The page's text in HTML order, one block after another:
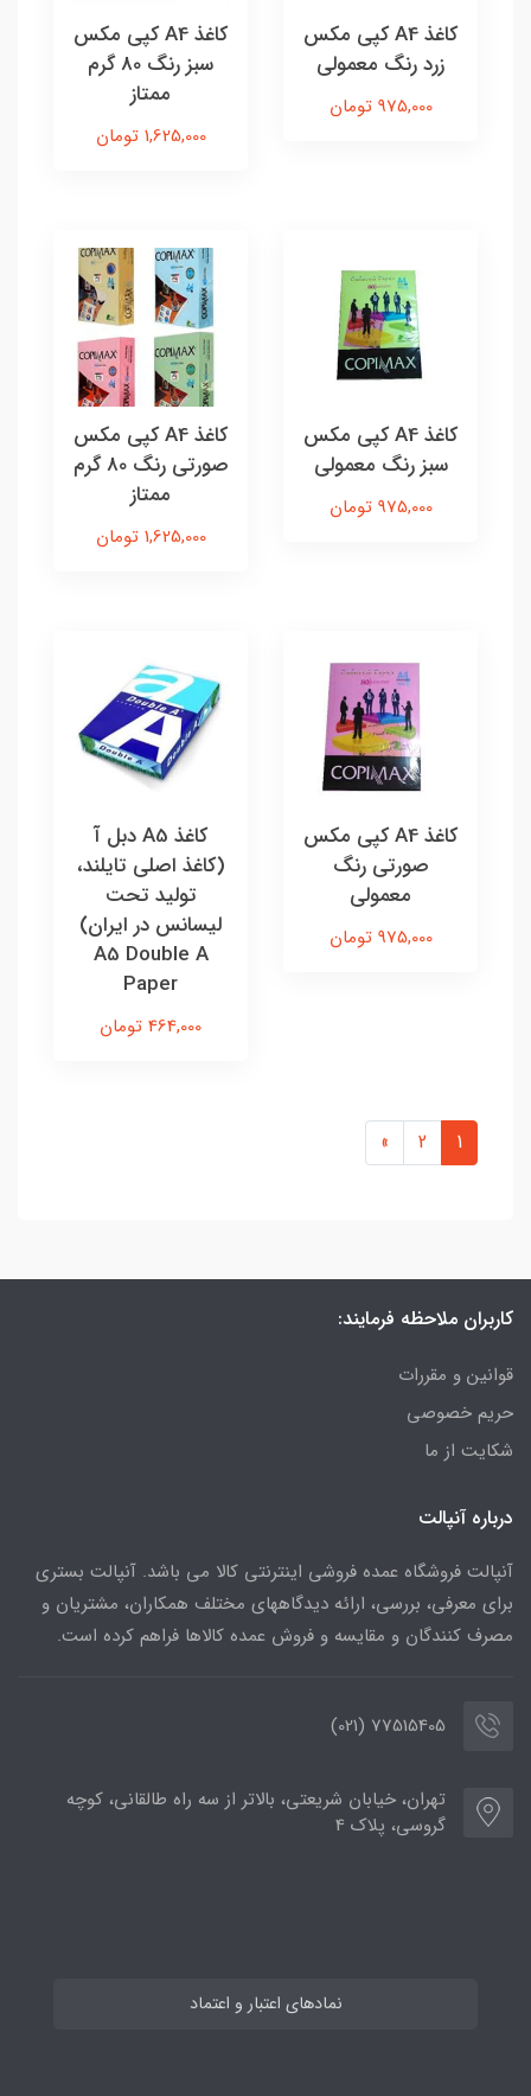
کاغذ A4 کپی مکس
زرد رنگ معمولی
975,000 تومان
کاغذ A4 کپی مکس
سبز رنگ 80 گرم
ممتاز
1,625,000 تومان
کاغذ A4 کپی مکس
سبز رنگ معمولی
975,000 تومان
کاغذ A4 کپی مکس
صورتی رنگ 80 گرم
ممتاز
1,625,000 تومان
کاغذ A4 کپی مکس
صورتی رنگ
معمولی
975,000 تومان
کاغذ A5 دبل آ
(کاغذ اصلی تایلند،
تولید تحت
لیسانس در ایران)
A5 Double A
Paper
464,000 تومان
1
2
»
کاربران ملاحظه فرمایند:
قوانین و مقررات
حریم خصوصی
شکایت از ما
درباره آنپالت
آنپالت فروشگاه عمده فروشی اینترنتی کالا می باشد. آنپالت بستری
برای معرفی، بررسی، ارائه دیدگاههای مختلف همکاران، مشتریان و
مصرف کنندگان و مقایسه و فروش عمده کالاها فراهم کرده است.
77515405 (021)
تهران، خیابان شریعتی، بالاتر از سه راه طالقانی، کوچه
گروسی، پلاک 4
نمادهای اعتبار و اعتماد